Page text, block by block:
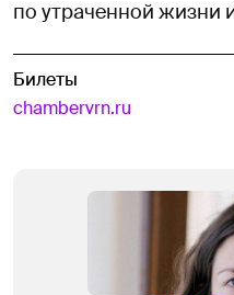
по утраченной жизни
Билеты
chambervrn.ru